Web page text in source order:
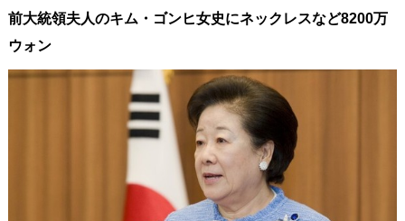
라
사
이
前大統領夫人のキム・ゴンヒ女史にネックレスなど8200万
ウォン